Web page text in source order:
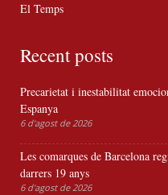
El Temps
Recent posts
Precarietat i inestabilitat
Espanya
6 d'agost de 2026
Les comarques de Barcelona
darrers 19 anys
6 d'agost de 2026